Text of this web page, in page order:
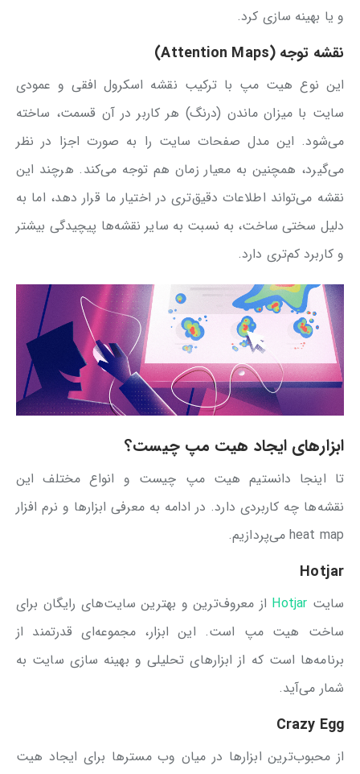
و یا بهینه سازی کرد.
نقشه توجه (Attention Maps)
این نوع هیت مپ با ترکیب نقشه اسکرول افقی و عمودی
سایت با میزان ماندن (درنگ) هر کاربر در آن قسمت، ساخته
می‌شود. این مدل صفحات سایت را به صورت اجزا در نظر
می‌گیرد، همچنین به معیار زمان هم توجه می‌کند. هرچند این
نقشه می‌تواند اطلاعات دقیق‌تری در اختیار ما قرار دهد، اما به
دلیل سختی ساخت، به نسبت به سایر نقشه‌ها پیچیدگی بیشتر
و کاربرد کم‌تری دارد.
ابزارهای ایجاد هیت مپ چیست؟
تا اینجا دانستیم هیت مپ چیست و انواع مختلف این
نقشه‌ها چه کاربردی دارد. در ادامه به معرفی ابزارها و نرم افزار
heat map می‌پردازیم.
Hotjar
سایت Hotjar از معروف‌ترین و بهترین سایت‌های رایگان برای
ساخت هیت مپ است. این ابزار، مجموعه‌ای قدرتمند از
برنامه‌ها است که از ابزارهای تحلیلی و بهینه سازی سایت به
شمار می‌آید.
Crazy Egg
از محبوب‌ترین ابزارها در میان وب مسترها برای ایجاد هیت